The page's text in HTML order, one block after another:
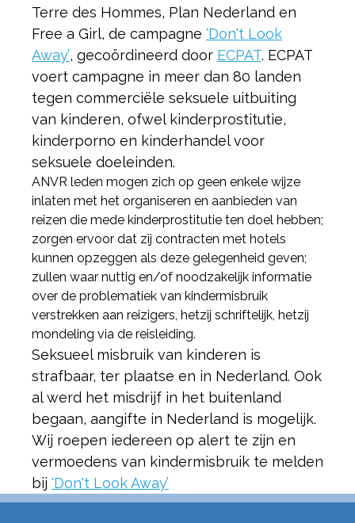
Terre des Hommes, Plan Nederland en
Free a Girl, de campagne ‘Don't Look
Away’, gecoördineerd door ECPAT. ECPAT
voert campagne in meer dan 80 landen
tegen commerciële seksuele uitbuiting
van kinderen, ofwel kinderprostitutie,
kinderporno en kinderhandel voor
seksuele doeleinden.
ANVR leden mogen zich op geen enkele wijze
inlaten met het organiseren en aanbieden van
reizen die mede kinderprostitutie ten doel hebben;
zorgen ervoor dat zij contracten met hotels
kunnen opzeggen als deze gelegenheid geven;
zullen waar nuttig en/of noodzakelijk informatie
over de problematiek van kindermisbruik
verstrekken aan reizigers, hetzij schriftelijk, hetzij
mondeling via de reisleiding.
Seksueel misbruik van kinderen is
strafbaar, ter plaatse en in Nederland. Ook
al werd het misdrijf in het buitenland
begaan, aangifte in Nederland is mogelijk.
Wij roepen iedereen op alert te zijn en
vermoedens van kindermisbruik te melden
bij ‘Don't Look Away’